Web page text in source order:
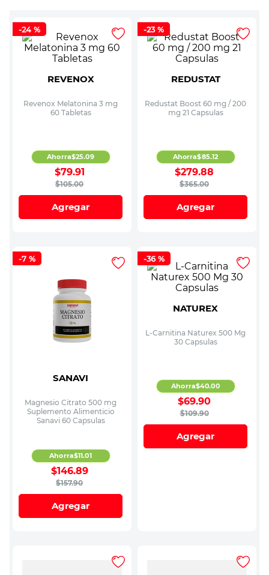
-24 %
REVENOX
Revenox Melatonina 3 mg
60 Tabletas
$105.00
$79.91
Ahorra$25.09
Agregar
-23 %
REDUSTAT
Redustat Boost 60 mg / 200
mg 21 Capsulas
$365.00
$279.88
Ahorra$85.12
Agregar
-7 %
SANAVI
Magnesio Citrato 500 mg
Suplemento Alimenticio
Sanavi 60 Capsulas
$157.90
$146.89
Ahorra$11.01
Agregar
-36 %
NATUREX
L-Carnitina Naturex 500 Mg
30 Capsulas
$109.90
$69.90
Ahorra$40.00
Agregar